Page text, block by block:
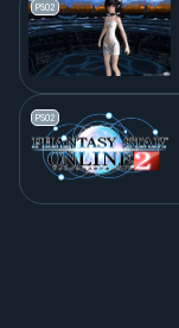
PSO2
PSO2